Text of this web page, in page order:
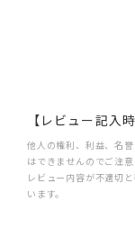
【レビュー記入
他人の権利、利益、名
はできませんのでご注意
レビュー内容が不適切
います。